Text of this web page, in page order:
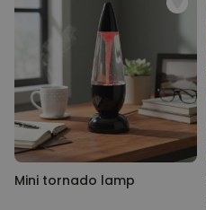
Mini tornado lamp